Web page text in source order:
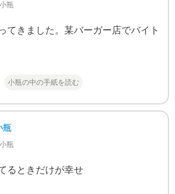
瓶
てきました。某バーガー店でバイト
小瓶の中の手紙を読む
瓶
瓶
るときだけが幸せ